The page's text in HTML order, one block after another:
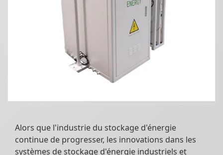
Alors que l'industrie du stockage d'énergie
continue de progresser, les innovations dans les
systèmes de stockage d'énergie industriels et